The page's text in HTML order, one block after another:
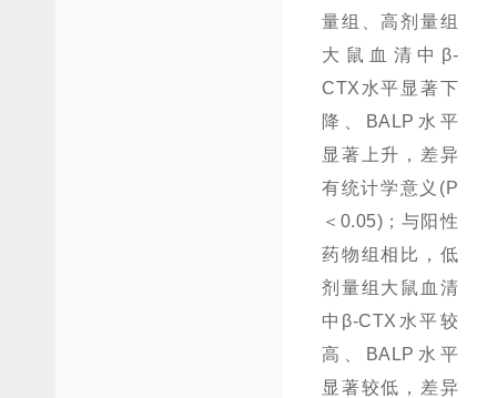
量组、高剂量组
大鼠血清中β-
CTX水平显著下
降、BALP水平
显著上升，差异
有统计学意义(P
＜0.05)；与阳性
药物组相比，低
剂量组大鼠血清
中β-CTX水平较
高、BALP水平
显著较低，差异